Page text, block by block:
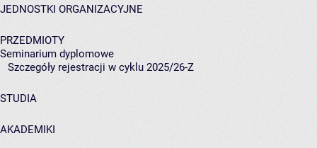
JEDNOSTKI ORGANIZACYJNE
PRZEDMIOTY
Seminarium dyplomowe
Szczegóły rejestracji w cyklu 2025/26-Z
STUDIA
AKADEMIKI